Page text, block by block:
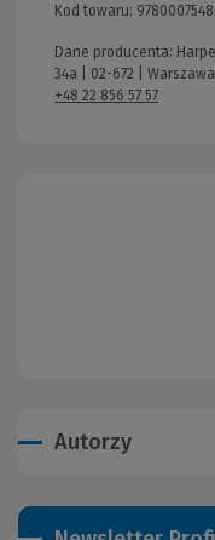
Kod towaru:
Dane producenta:
34a | 02-672 |
+48 22 856 57 57
Autorzy